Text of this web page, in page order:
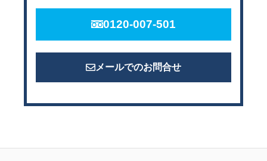
0120-007-501
メールでのお問合せ